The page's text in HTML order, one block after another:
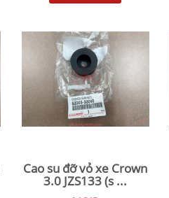
Cao su đỡ vỏ xe Crown
3.0 JZS133 (s ...